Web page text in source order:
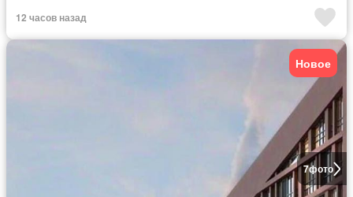
12 часов назад
7фото
Новое